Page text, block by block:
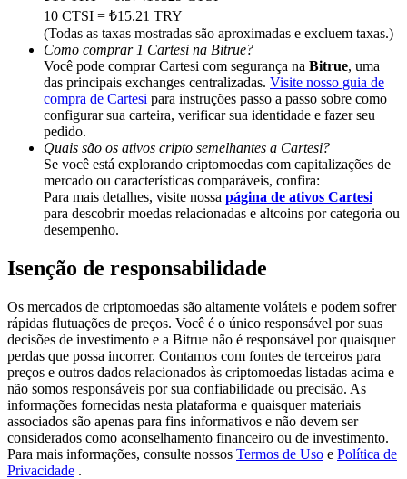
Exclusive for BitMart Users
Register & Trade to Win 500,000 USDT
Precious Metals Trading Carnival
Trade Gold & Silver · 33,333 USDT Bonus
USDT New User Exclusive 10% APR
USDT Flexible Staking | Daily Rewards
New Listing Futures Fest
Trade New Futures, Win 200,000 USDT
10 CTSI = ₺15.21 TRY
(Todas as taxas mostradas são aproximadas e excluem taxas.)
Como comprar 1 Cartesi na Bitrue?
Você pode comprar Cartesi com segurança na Bitrue, uma
das principais exchanges centralizadas. Visite nosso guia de
compra de Cartesi para instruções passo a passo sobre como
configurar sua carteira, verificar sua identidade e fazer seu
pedido.
Quais são os ativos cripto semelhantes a Cartesi?
Se você está explorando criptomoedas com capitalizações de
mercado ou características comparáveis, confira:
Para mais detalhes, visite nossa página de ativos Cartesi
para descobrir moedas relacionadas e altcoins por categoria ou
desempenho.
Isenção de responsabilidade
Os mercados de criptomoedas são altamente voláteis e podem sofrer
rápidas flutuações de preços. Você é o único responsável por suas
decisões de investimento e a Bitrue não é responsável por quaisquer
perdas que possa incorrer. Contamos com fontes de terceiros para
preços e outros dados relacionados às criptomoedas listadas acima e
não somos responsáveis por sua confiabilidade ou precisão. As
informações fornecidas nesta plataforma e quaisquer materiais
associados são apenas para fins informativos e não devem ser
considerados como aconselhamento financeiro ou de investimento.
Para mais informações, consulte nossos Termos de Uso e Política de
Privacidade .